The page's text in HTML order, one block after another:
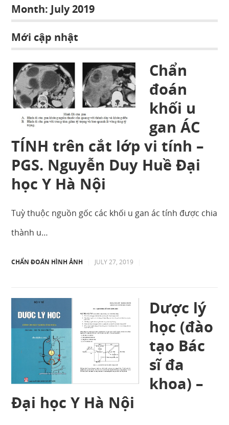
Month: July 2019
Mới cập nhật
Chẩn
đoán
khối u
gan ÁC
TÍNH trên cắt lớp vi tính –
PGS. Nguyễn Duy Huề Đại
học Y Hà Nội
Tuỳ thuộc nguồn gốc các khối u gan ác tính được chia
thành u…
CHẨN ĐOÁN HÌNH ẢNH JULY 27, 2019
Dược lý
học (đào
tạo Bác
sĩ đa
khoa) –
Đại học Y Hà Nội